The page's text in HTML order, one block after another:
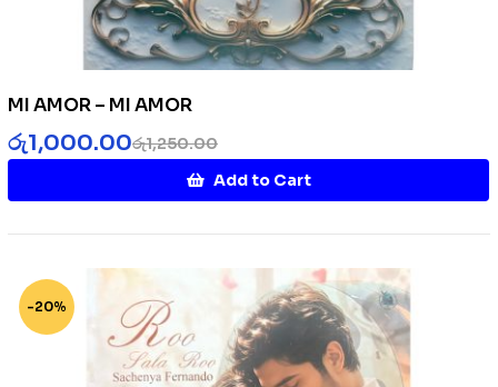
MI AMOR – MI AMOR
රු1,250.00
රු1,000.00
Add to Cart
-20%